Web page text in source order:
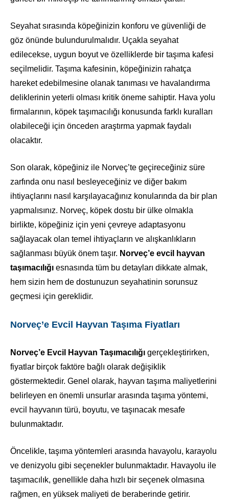
Seyahat sırasında köpeğinizin konforu ve güvenliği de
göz önünde bulundurulmalıdır. Uçakla seyahat
edilecekse, uygun boyut ve özelliklerde bir taşıma kafesi
seçilmelidir. Taşıma kafesinin, köpeğinizin rahatça
hareket edebilmesine olanak tanıması ve havalandırma
deliklerinin yeterli olması kritik öneme sahiptir. Hava yolu
firmalarının, köpek taşımacılığı konusunda farklı kuralları
olabileceği için önceden araştırma yapmak faydalı
olacaktır.
Son olarak, köpeğiniz ile Norveç’te geçireceğiniz süre
zarfında onu nasıl besleyeceğiniz ve diğer bakım
ihtiyaçlarını nasıl karşılayacağınız konularında da bir plan
yapmalısınız. Norveç, köpek dostu bir ülke olmakla
birlikte, köpeğiniz için yeni çevreye adaptasyonu
sağlayacak olan temel ihtiyaçların ve alışkanlıkların
sağlanması büyük önem taşır. Norveç’e evcil hayvan
taşımacılığı esnasında tüm bu detayları dikkate almak,
hem sizin hem de dostunuzun seyahatinin sorunsuz
geçmesi için gereklidir.
Norveç’e Evcil Hayvan Taşıma Fiyatları
Norveç’e Evcil Hayvan Taşımacılığı gerçekleştirirken,
fiyatlar birçok faktöre bağlı olarak değişiklik
göstermektedir. Genel olarak, hayvan taşıma maliyetlerini
belirleyen en önemli unsurlar arasında taşıma yöntemi,
evcil hayvanın türü, boyutu, ve taşınacak mesafe
bulunmaktadır.
Öncelikle, taşıma yöntemleri arasında havayolu, karayolu
ve denizyolu gibi seçenekler bulunmaktadır. Havayolu ile
taşımacılık, genellikle daha hızlı bir seçenek olmasına
rağmen, en yüksek maliyeti de beraberinde getirir.